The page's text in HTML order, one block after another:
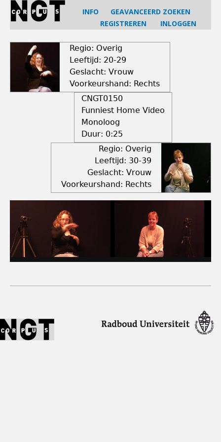
Jump
navigation
INFO
GEAVANCEERD ZOEKEN
REGISTREREN
INLOGGEN
Regio: Overig
Leeftijd: 20-29
Geslacht: Vrouw
Voorkeurshand: Rechts
CNGT0150
Funniest Home Video
Monoloog
Duur: 0:25
Regio: Overig
Leeftijd: 30-39
Geslacht: Vrouw
Voorkeurshand: Rechts